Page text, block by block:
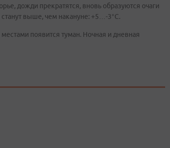
дожди прекратятся, вновь образуются очаги
выше, чем накануне: +5…-3°С.
появится туман. Ночная и дневная